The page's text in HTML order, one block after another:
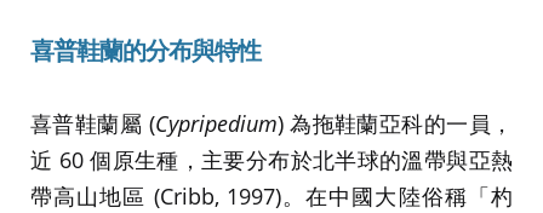
喜普鞋蘭的分布與特性
喜普鞋蘭屬 (Cypripedium) 為拖鞋蘭亞科的一員，
近 60 個原生種，主要分布於北半球的溫帶與亞熱
帶高山地區 (Cribb, 1997)。在中國大陸俗稱「杓